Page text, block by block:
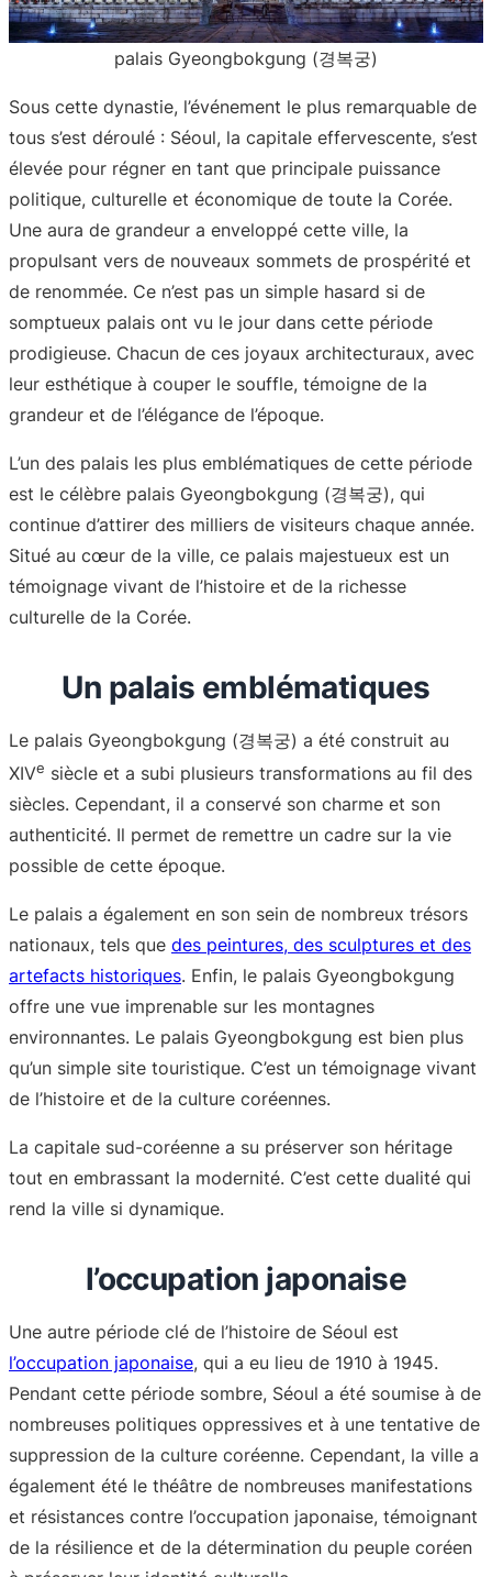
palais Gyeongbokgung (경복궁)
Sous cette dynastie, l’événement le plus remarquable de
tous s’est déroulé : Séoul, la capitale effervescente, s’est
élevée pour régner en tant que principale puissance
politique, culturelle et économique de toute la Corée.
Une aura de grandeur a enveloppé cette ville, la
propulsant vers de nouveaux sommets de prospérité et
de renommée. Ce n’est pas un simple hasard si de
somptueux palais ont vu le jour dans cette période
prodigieuse. Chacun de ces joyaux architecturaux, avec
leur esthétique à couper le souffle, témoigne de la
grandeur et de l’élégance de l’époque.
L’un des palais les plus emblématiques de cette période
est le célèbre palais Gyeongbokgung (경복궁), qui
continue d’attirer des milliers de visiteurs chaque année.
Situé au cœur de la ville, ce palais majestueux est un
témoignage vivant de l’histoire et de la richesse
culturelle de la Corée.
Un palais emblématiques
Le palais Gyeongbokgung (경복궁) a été construit au
XIVe siècle et a subi plusieurs transformations au fil des
siècles. Cependant, il a conservé son charme et son
authenticité. Il permet de remettre un cadre sur la vie
possible de cette époque.
Le palais a également en son sein de nombreux trésors
nationaux, tels que des peintures, des sculptures et des
artefacts historiques. Enfin, le palais Gyeongbokgung
offre une vue imprenable sur les montagnes
environnantes. Le palais Gyeongbokgung est bien plus
qu’un simple site touristique. C’est un témoignage vivant
de l’histoire et de la culture coréennes.
La capitale sud-coréenne a su préserver son héritage
tout en embrassant la modernité. C’est cette dualité qui
rend la ville si dynamique.
l’occupation japonaise
Une autre période clé de l’histoire de Séoul est
l’occupation japonaise, qui a eu lieu de 1910 à 1945.
Pendant cette période sombre, Séoul a été soumise à de
nombreuses politiques oppressives et à une tentative de
suppression de la culture coréenne. Cependant, la ville a
également été le théâtre de nombreuses manifestations
et résistances contre l’occupation japonaise, témoignant
de la résilience et de la détermination du peuple coréen